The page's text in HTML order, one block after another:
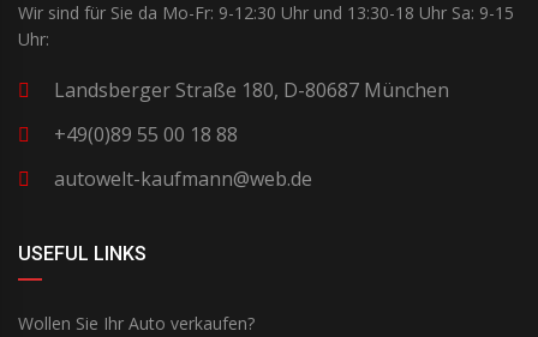
Wir sind für Sie da Mo-Fr: 9-12:30 Uhr und 13:30-18 Uhr Sa: 9-15
Uhr:
Landsberger Straße 180, D-80687 München
+49(0)89 55 00 18 88
autowelt-kaufmann@web.de
USEFUL LINKS
Wollen Sie Ihr Auto verkaufen?